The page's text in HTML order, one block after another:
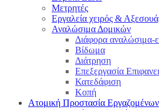
Μετρητές
Εργαλεία χειρός &
Αναλώσιμα Δομικών
Διάφορα αναλώσιμα-
Βίδωμα
Διάτρηση
Επεξεργασία
Κατεδάφιση
Κοπή
Ατομική Προστασία Εργαζομένων